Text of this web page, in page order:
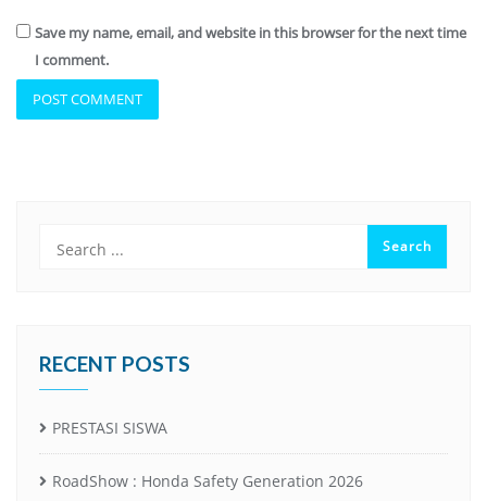
Save my name, email, and website in this browser for the next time
I comment.
RECENT POSTS
PRESTASI SISWA
RoadShow : Honda Safety Generation 2026